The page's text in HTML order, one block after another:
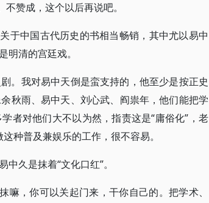
赞成，这个以后再说吧。
于中国古代历史的书相当畅销，其中尤以易中
清的宫廷戏。
。我对易中天倒是蛮支持的，他至少是按正史
秋雨、易中天、刘心武、阎祟年，他们能把学
者对他们大不以为然，指责这是“庸俗化”，老
种普及兼娱乐的工作，很不容易。
久是抹着“文化口红”。
，你可以关起门来，干你自己的。把学术、